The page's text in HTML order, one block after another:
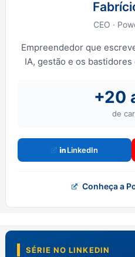
CEO ·
Empreendedor que
IA, gestão e os
+20
de
LinkedIn
Conheça a
SÉRIE NO LINKEDIN